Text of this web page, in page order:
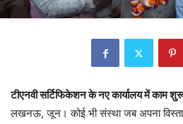
टीएनवी सर्टिफिकेशन के नए कार्यालय में काम
लखनऊ, जून। कोई भी संस्था जब अपना